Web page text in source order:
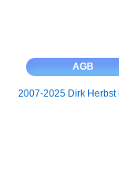
AGB
2007-2025 Dirk Herbst